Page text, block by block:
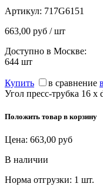
Артикул: 717G6151
663,00 руб / шт
Доступно в Москве:
644 шт
Купить в сравнение
Угол пресс-трубка 16 x
Положить товар в корзину
Цена: 663,00 руб
В наличии
Норма отгрузки: 1 шт.